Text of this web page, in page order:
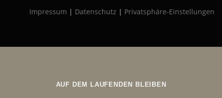
Impressum | Datenschutz | Privatsphäre-Einstellungen
AUF DEM LAUFENDEN BLEIBEN